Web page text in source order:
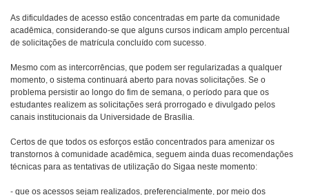
As dificuldades de acesso estão concentradas em parte da comunidade
acadêmica, considerando-se que alguns cursos indicam amplo percentual
de solicitações de matrícula concluído com sucesso.
Mesmo com as intercorrências, que podem ser regularizadas a qualquer
momento, o sistema continuará aberto para novas solicitações. Se o
problema persistir ao longo do fim de semana, o período para que os
estudantes realizem as solicitações será prorrogado e divulgado pelos
canais institucionais da Universidade de Brasília.
Certos de que todos os esforços estão concentrados para amenizar os
transtornos à comunidade acadêmica, seguem ainda duas recomendações
técnicas para as tentativas de utilização do Sigaa neste momento:
- que os acessos sejam realizados, preferencialmente, por meio dos